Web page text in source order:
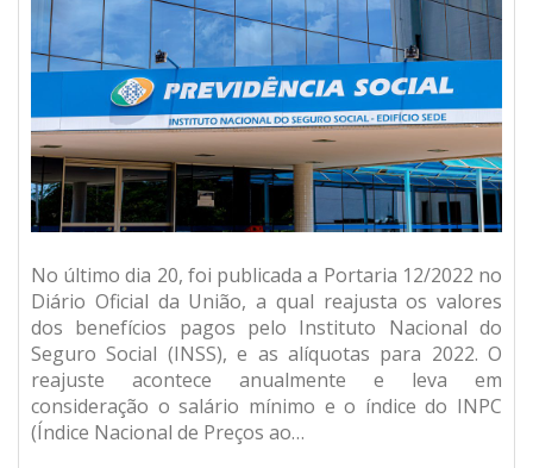
No último dia 20, foi publicada a Portaria 12/2022 no
Diário Oficial da União, a qual reajusta os valores
dos benefícios pagos pelo Instituto Nacional do
Seguro Social (INSS), e as alíquotas para 2022. O
reajuste acontece anualmente e leva em
consideração o salário mínimo e o índice do INPC
(Índice Nacional de Preços ao…